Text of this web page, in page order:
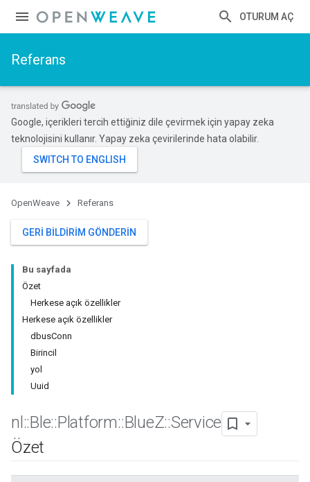
OTURUM AÇ
Referans
Google, içerikleri tercih ettiğiniz dile çevirmek için yapay zeka
teknolojisini kullanır. Yapay zeka çevirilerinde hata olabilir.
OpenWeave Referans
GERI BILDIRIM GÖNDERIN
Bu sayfada
Özet
Herkese açık özellikler
Herkese açık özellikler
dbusConn
Birincil
yol
Uuid
nl ::Ble::Platform::BlueZ::Service
Özet